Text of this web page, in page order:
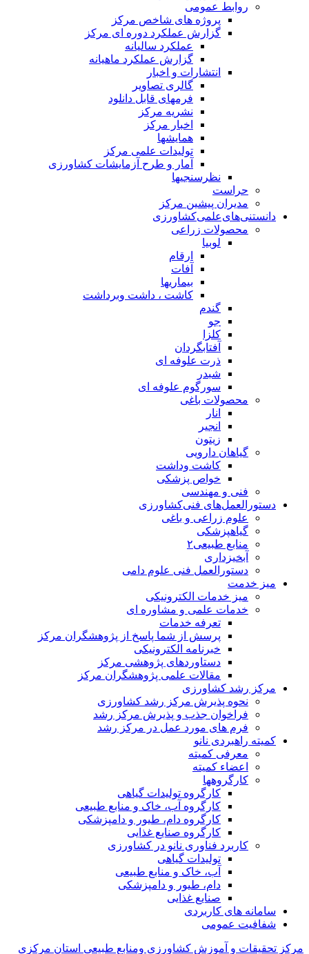
روابط عمومی
پروژه های شاخص مرکز
گزارش عملکرد دوره ای مرکز
عملکرد سالیانه
گزارش عملکرد ماهیانه
انتشارات و اخبار
گالری تصاویر
فرمهای قابل دانلود
نشریه مرکز
اخبار مرکز
همایشها
تولیدات علمی مرکز
آمار و طرح آزمایشات کشاورزی
نظرسنجیها
حراست
مدیران پیشین مرکز
دانستنی‌های‌علمی‌کشاورزی
محصولات زراعی
لوبیا
ارقام
آفات
بیماریها
کاشت ، داشت وبرداشت
گندم
جو
کلزا
آفتابگردان
ذرت علوفه ای
شبدر
سورگوم علوفه ای
محصولات باغی
انار
انجیر
زیتون
گیاهان دارویی
کاشت وداشت
خواص پزشکی
فنی و مهندسی
دستورالعمل‌های فنی‌کشاورزی
علوم زراعی و باغی
گیاهپزشکی
منابع طبیعی۲
آبخیزداری
دستورالعمل فنی علوم دامی
میز خدمت
میز خدمات الکترونیکی
خدمات علمی و مشاوره ای
تعرفه خدمات
پرسش از شما پاسخ از پژوهشگران مرکز
خبرنامه الکترونیکی
دستاوردهای پژوهشی مرکز
مقالات علمی پژوهشگران مرکز
مرکز رشد کشاورزی
نحوه پذیرش مرکز رشد کشاورزی
فراخوان جذب و پذیرش مرکز رشد
فرم های مورد عمل در مرکز رشد
کمیته راهبردی نانو
معرفی کمیته
اعضاء کمیته
کارگروه‏ها
کارگروه تولیدات گیاهی
کارگروه آب، خاک و منابع طبیعی
کارگروه دام، طیور و دامپزشکی
کارگروه صنایع غذایی
کاربرد فناوری نانو در کشاورزی
تولیدات گیاهی
آب، خاک و منابع طبیعی
دام، طیور و دامپزشکی
صنایع غذایی
سامانه های کاربردی
شفافیت عمومی
مرکز تحقیقات و آموزش کشاورزی ومنابع طبیعی استان مرکزی